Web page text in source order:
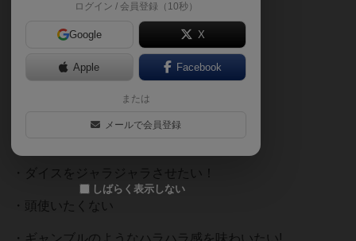
ストライクの改良版！
【こんなヒトにオススメ】
・ボードゲームしたことない
・ダイスをジャラジャラさせたい！
・頭使いたくない
・ギャンブルのようなハラハラ感を味わいたい!
ログイン / 会員登録（10秒）
Google X
Apple Facebook
または
メールで会員登録
しばらく表示しない